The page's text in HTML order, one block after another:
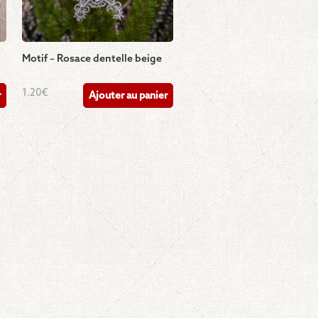
Motif – Rosace dentelle beige
1.20€ Ajouter au panier